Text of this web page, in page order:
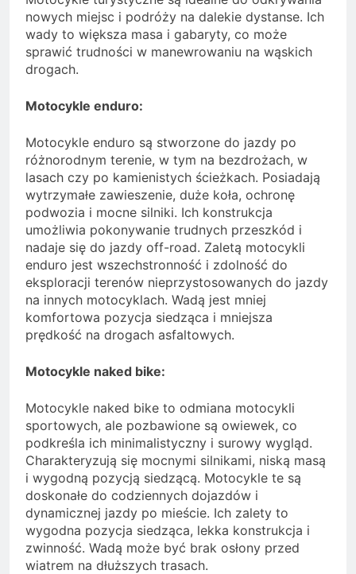
nowych miejsc i podróży na dalekie dystanse. Ich
wady to większa masa i gabaryty, co może
sprawić trudności w manewrowaniu na wąskich
drogach.
Motocykle enduro:
Motocykle enduro są stworzone do jazdy po
różnorodnym terenie, w tym na bezdrożach, w
lasach czy po kamienistych ścieżkach. Posiadają
wytrzymałe zawieszenie, duże koła, ochronę
podwozia i mocne silniki. Ich konstrukcja
umożliwia pokonywanie trudnych przeszkód i
nadaje się do jazdy off-road. Zaletą motocykli
enduro jest wszechstronność i zdolność do
eksploracji terenów nieprzystosowanych do jazdy
na innych motocyklach. Wadą jest mniej
komfortowa pozycja siedząca i mniejsza
prędkość na drogach asfaltowych.
Motocykle naked bike:
Motocykle naked bike to odmiana motocykli
sportowych, ale pozbawione są owiewek, co
podkreśla ich minimalistyczny i surowy wygląd.
Charakteryzują się mocnymi silnikami, niską masą
i wygodną pozycją siedzącą. Motocykle te są
doskonałe do codziennych dojazdów i
dynamicznej jazdy po mieście. Ich zalety to
wygodna pozycja siedząca, lekka konstrukcja i
zwinność. Wadą może być brak osłony przed
wiatrem na dłuższych trasach.